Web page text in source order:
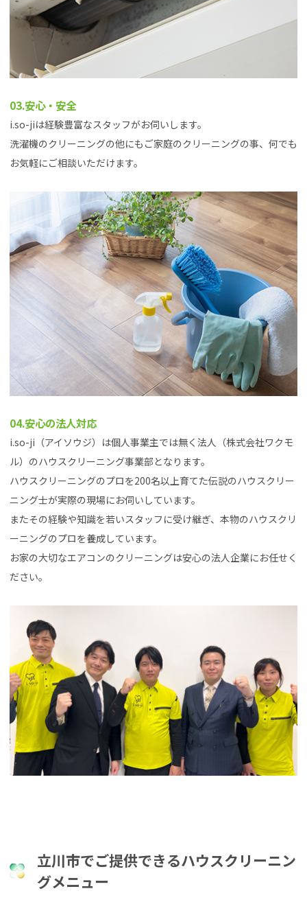
03.安心・安全
i.so-jiは経験豊富なスタッフがお伺いします。
洗濯機のクリーニングの他にもご家庭のクリーニングの事、何でも
お気軽にご相談いただけます。
04.安心の法人対応
i.so-ji（アイソウジ）は個人事業主では無く法人（株式会社ワクモ
ル）のハウスクリーニング事業部となります。
ハウスクリーニングのプロを200名以上育てた伝説のハウスクリー
ニング士が実際の現場にお伺いしています。
またその経験や知識を若いスタッフに受け継ぎ、本物のハウスクリ
ーニングのプロを養成しています。
お家の大切なエアコンのクリーニングは安心の法人企業にお任せく
ださい。
立川市でご提供できるハウスクリーニン
グメニュー